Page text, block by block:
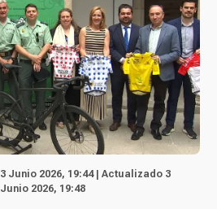
3 Junio 2026, 19:44 | Actualizado 3
Junio 2026, 19:48